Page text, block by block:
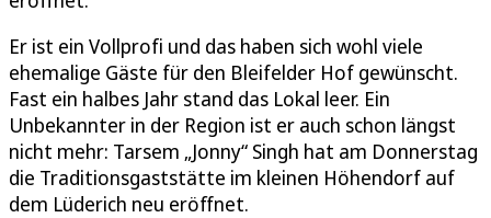
Er ist ein Vollprofi und das haben sich wohl viele
ehemalige Gäste für den Bleifelder Hof gewünscht.
Fast ein halbes Jahr stand das Lokal leer. Ein
Unbekannter in der Region ist er auch schon längst
nicht mehr: Tarsem „Jonny“ Singh hat am Donnerstag
die Traditionsgaststätte im kleinen Höhendorf auf
dem Lüderich neu eröffnet.